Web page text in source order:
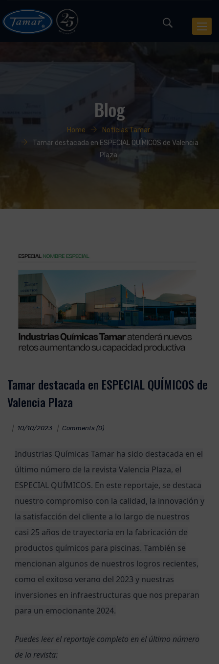
Blog
Home
Noticias Tamar
Tamar destacada en ESPECIAL QUÍMICOS de Valencia
Plaza
Tamar destacada en ESPECIAL QUÍMICOS de
Valencia Plaza
10/10/2023 Comments (0)
Industrias Químicas Tamar ha sido destacada en el
último número de la revista Valencia Plaza, el
ESPECIAL QUÍMICOS. En este reportaje, se destaca
nuestro compromiso con la calidad, la innovación y
la satisfacción del cliente a lo largo de nuestros
casi 25 años de trayectoria en la fabricación de
productos químicos para piscinas. También se
mencionan algunos de nuestros logros recientes,
como el exitoso verano del 2023 y nuestras
inversiones en infraestructuras que nos preparan
para un emocionante 2024.
Puedes leer el reportaje completo en el último número
de la revista: